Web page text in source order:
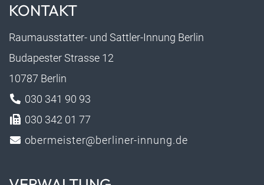
KONTAKT
Raumausstatter- und Sattler-Innung Berlin
Budapester Strasse 12
10787 Berlin
030 341 90 93
030 342 01 77
obermeister@berliner-innung.de